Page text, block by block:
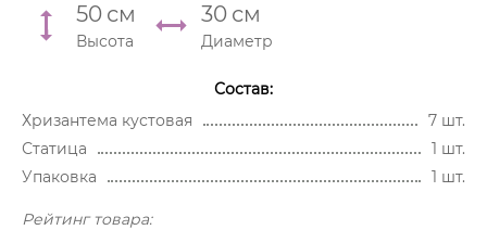
50 см
Высота
30 см
Диаметр
Состав:
Хризантема кустовая
7 шт.
Статица
1 шт.
Упаковка
1 шт.
Рейтинг товара: